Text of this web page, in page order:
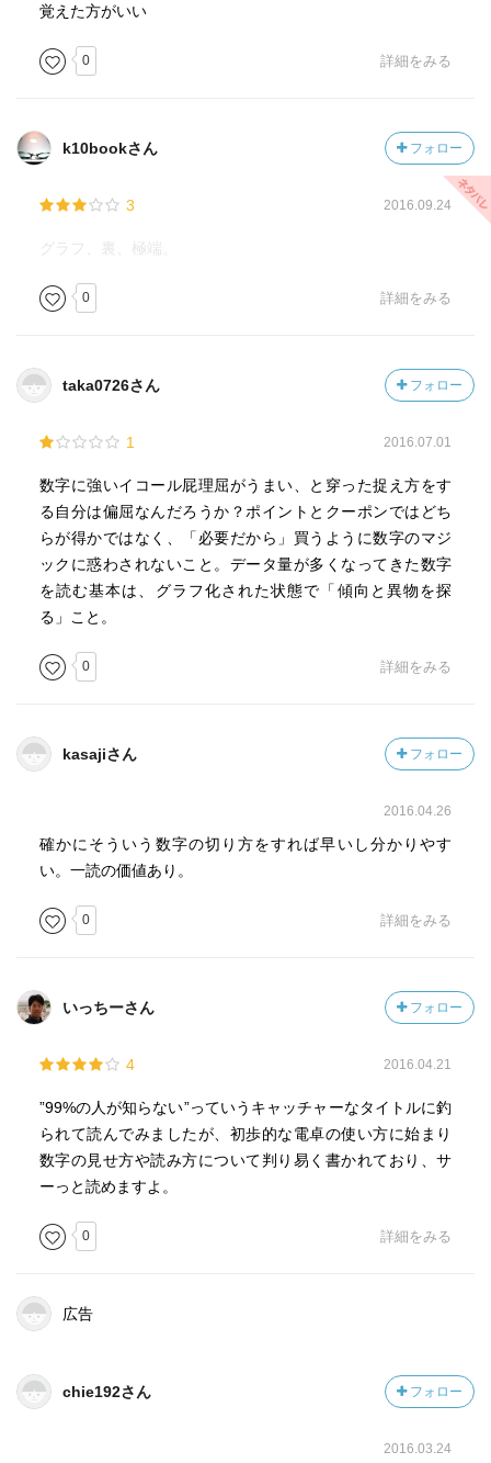
ビジネスにおいて効率が良い悪いの論議→必ず何かしらの
100円ショップ 売上275 ５人で10時間
電卓を持ち歩かない人→暗算の達人 数字に対する意識が
極めて低い人
○を△乗したらいくらか？→=power(○,△)
=power(2,1/3)
相手のハッピーを数字で定義する。
定価2,000円、卸価格800円
卸売業者→100個受注ほしい→800×100＝８万円
小売業者→50個の仕入希望 ６万円 50×1,200 希望
100個仕入れてもらう→６万円÷100個＝600円が粗利益
600＋800＝1,400円で販売（定価の３割引き）
サンプリング誤差早見表
サンプル数100 Y10N90→プラマイ６％ Y20N80→プラ
お店の割引 ％は金額に換算
全品30％オフ 10万円の商品→30,000円の値引きが最大
しない→％だけを見せる行為は数字を隠している可能性あ
り
（1,000円＋100円） 0.909
１－0.91＝0.09＝９％
小さい数字を大きく見せる 大きい数字を小さく見せる
☆売上高の割に営業利益が出ていないのはなぜ？→消費者
数字の裏を読み解く３つのキーワード①定義は？→先入観
覚えた方がいい
0 詳細をみる
k10bookさん フォロー
3 2016.09.24
グラフ、裏、極端。
0 詳細をみる
taka0726さん フォロー
1 2016.07.01
数字に強いイコール屁理屈がうまい、と穿った捉え方をす
る自分は偏屈なんだろうか？ポイントとクーポンではどち
らが得かではなく、「必要だから」買うように数字のマジ
ックに惑わされないこと。データ量が多くなってきた数字
を読む基本は、グラフ化された状態で「傾向と異物を探
る」こと。
0 詳細をみる
kasajiさん フォロー
2016.04.26
確かにそういう数字の切り方をすれば早いし分かりやす
い。一読の価値あり。
0 詳細をみる
いっちーさん フォロー
4 2016.04.21
”99%の人が知らない”っていうキャッチャーなタイトルに釣
られて読んでみましたが、初歩的な電卓の使い方に始まり
数字の見せ方や読み方について判り易く書かれており、サ
ーっと読めますよ。
0 詳細をみる
広告
chie192さん フォロー
2016.03.24